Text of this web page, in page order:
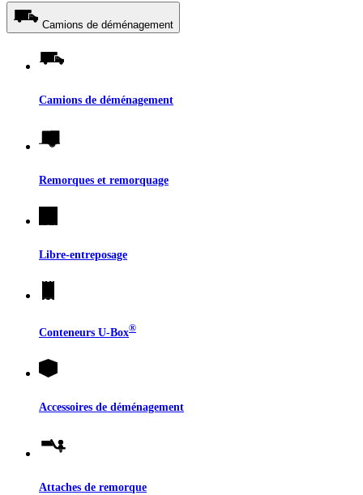
Camions de déménagement
Camions de déménagement
Remorques et remorquage
Libre-entreposage
Conteneurs U-Box®
Accessoires de déménagement
Attaches de remorque